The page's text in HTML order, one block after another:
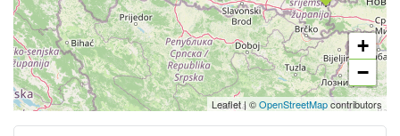
+
−
Leaflet|©OpenStreetMapcontributors